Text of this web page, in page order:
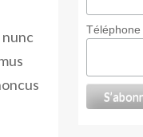
nunc
Téléphone